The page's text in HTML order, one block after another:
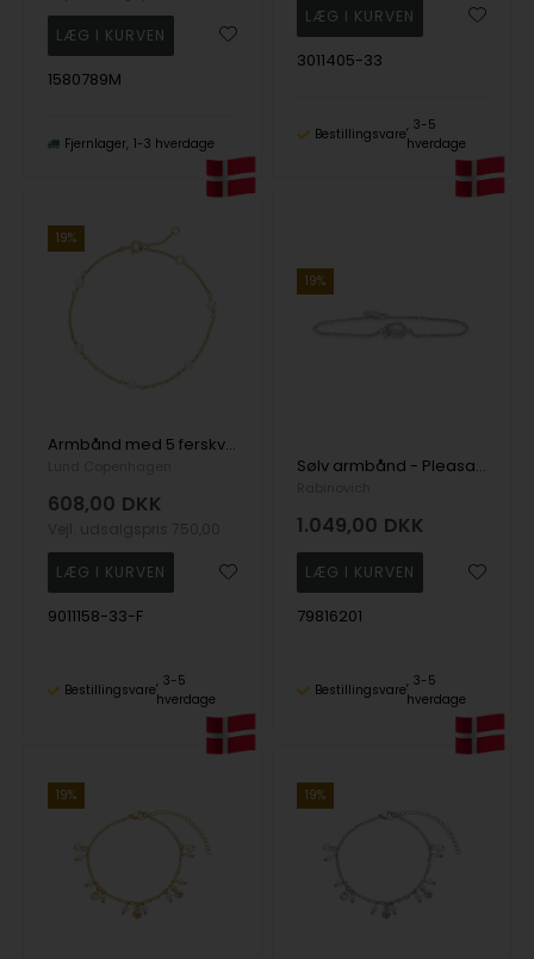
1580789M
Fjernlager 1-3 hverdage
3011405-33
Bestillingsvare
3-5
hverdage
19%
Armbånd med 5 ferskvands perler 4-4,5mm 16-17,5-19cm forgyldt sølv
608,00 DKK
9011158-33-F
Bestillingsvare
3-5
hverdage
19%
Sølv armbånd - Pleasant Pearl
1.049,00 DKK
79816201
Bestillingsvare
3-5
hverdage
19% 19%